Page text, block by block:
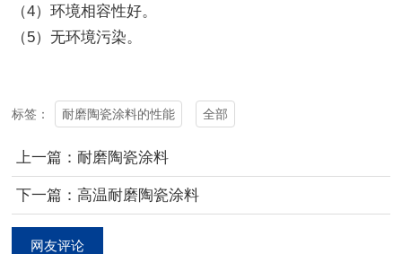
（4）环境相容性好。
（5）无环境污染。
标签： 耐磨陶瓷涂料的性能 全部
上一篇：耐磨陶瓷涂料
下一篇：高温耐磨陶瓷涂料
网友评论